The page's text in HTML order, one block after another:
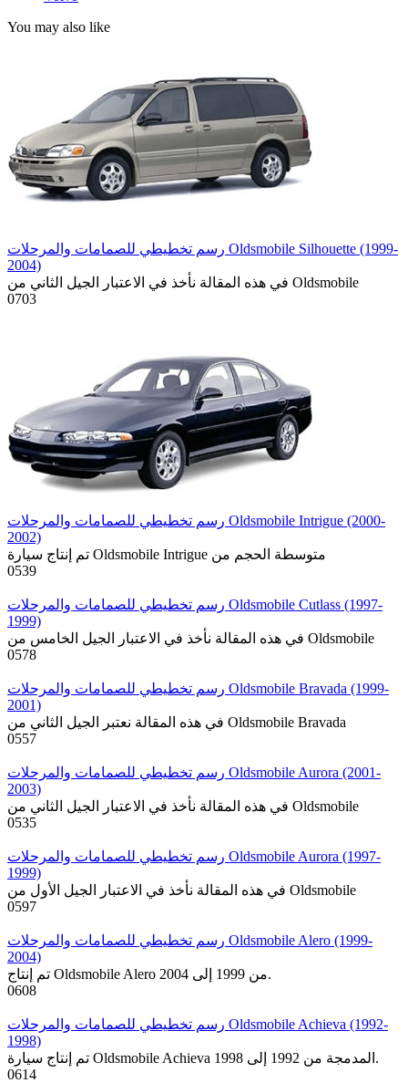
You may also like
رسم تخطيطي للصمامات والمرحلات Oldsmobile Silhouette (1999-
2004)
في هذه المقالة نأخذ في الاعتبار الجيل الثاني من Oldsmobile
0703
رسم تخطيطي للصمامات والمرحلات Oldsmobile Intrigue (2000-
2002)
تم إنتاج سيارة Oldsmobile Intrigue متوسطة الحجم من
0539
رسم تخطيطي للصمامات والمرحلات Oldsmobile Cutlass (1997-
1999)
في هذه المقالة نأخذ في الاعتبار الجيل الخامس من Oldsmobile
0578
رسم تخطيطي للصمامات والمرحلات Oldsmobile Bravada (1999-
2001)
في هذه المقالة نعتبر الجيل الثاني من Oldsmobile Bravada
0557
رسم تخطيطي للصمامات والمرحلات Oldsmobile Aurora (2001-
2003)
في هذه المقالة نأخذ في الاعتبار الجيل الثاني من Oldsmobile
0535
رسم تخطيطي للصمامات والمرحلات Oldsmobile Aurora (1997-
1999)
في هذه المقالة نأخذ في الاعتبار الجيل الأول من Oldsmobile
0597
رسم تخطيطي للصمامات والمرحلات Oldsmobile Alero (1999-
2004)
تم إنتاج Oldsmobile Alero من 1999 إلى 2004.
0608
رسم تخطيطي للصمامات والمرحلات Oldsmobile Achieva (1992-
1998)
تم إنتاج سيارة Oldsmobile Achieva المدمجة من 1992 إلى 1998.
0614